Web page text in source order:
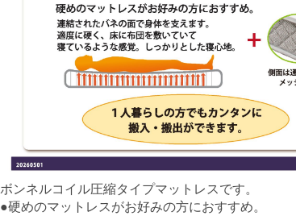
ボンネルコイル圧縮タイプマットレスです。
●硬めのマットレスがお好みの方におすすめ。